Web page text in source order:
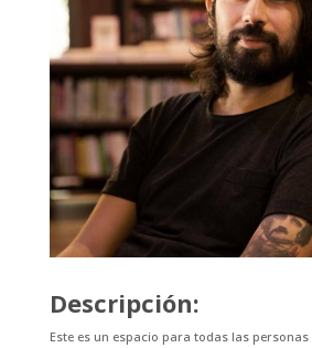
Descripción:
Este es un espacio para todas las